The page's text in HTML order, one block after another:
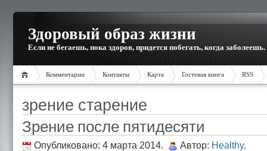
Здоровый образ жизни
Если не бегаешь, пока здоров, придется побегать, когда заболеешь.
Комментарии Контакты Карта Гостевая книга RSS
зрение старение
Зрение после пятидесяти
Опубликовано: 4 марта 2014. Автор: Healthy.